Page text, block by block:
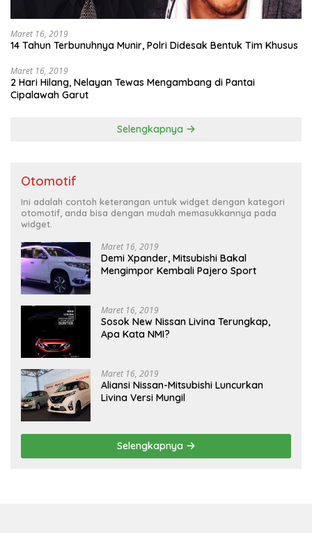
Maret 16, 2019
14 Tahun Terbunuhnya Munir, Polri Didesak Bentuk Tim Khusus
Maret 16, 2019
2 Hari Hilang, Nelayan Tewas Mengambang di Pantai
Cipalawah Garut
Selengkapnya
Otomotif
Ini adalah contoh keterangan untuk widget dengan kategori
otomotif, anda bisa dengan mudah memasukkannya pada
widget.
Maret 16, 2019
Demi Xpander, Mitsubishi Bakal
Mengimpor Kembali Pajero Sport
Maret 16, 2019
Sosok New Nissan Livina Terungkap,
Apa Kata NMI?
Maret 16, 2019
Aliansi Nissan-Mitsubishi Luncurkan
Livina Versi Mungil
Selengkapnya